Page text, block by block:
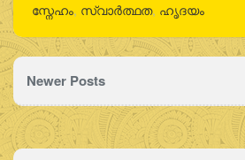
സ്നേഹം, സ്വാര്‍ത്ഥത, ഹൃദയം
Newer Posts